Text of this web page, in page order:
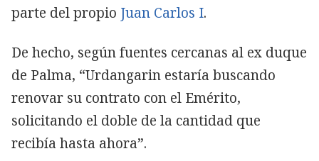
parte del propio Juan Carlos I.
De hecho, según fuentes cercanas al ex duque
de Palma, “Urdangarin estaría buscando
renovar su contrato con el Emérito,
solicitando el doble de la cantidad que
recibía hasta ahora”.